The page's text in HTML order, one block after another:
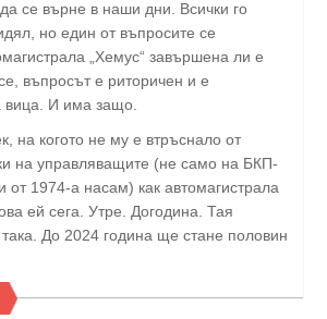
се върне в наши дни. Всички го
но един от въпросите се
„Хемус“ завършена ли е
въпросът е риторичен и е
вица. И има защо.
на когото не му е втръснало от
на управляващите (не само на БКП-
от 1974-а насам) как автомагистрала
ей сега. Утре. Догодина. Тая
До 2024 година ще стане половин